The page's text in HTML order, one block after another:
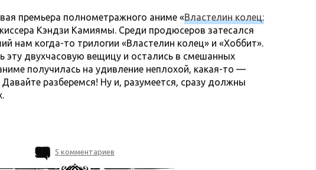
премьера полнометражного аниме «Властелин колец:
Кэндзи Камиямы. Среди продюсеров затесался
нам когда-то трилогии «Властелин колец» и «Хоббит».
эту двухчасовую вещицу и остались в смешанных
получилась на удивление неплохой, какая-то —
разберемся! Ну и, разумеется, сразу должны
5 комментариев